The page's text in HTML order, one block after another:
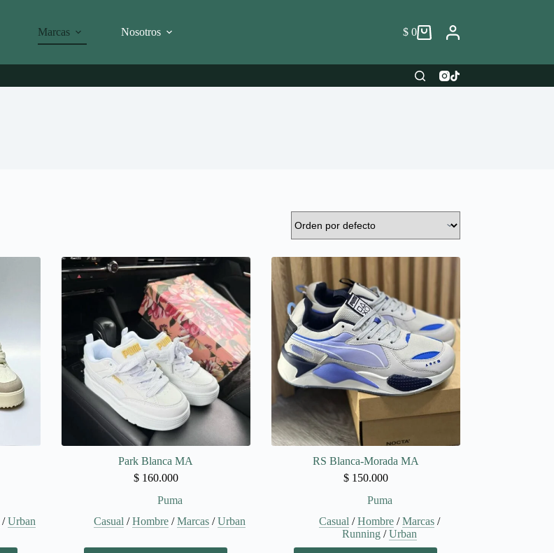
Marcas Nosotros
Carro
compra
$0
/Urban
Park Blanca MA
$160.000
Puma
Casual /Hombre /Marcas /Urban
RS Blanca-Morada MA
$150.000
Puma
Casual /Hombre /Marcas /
Running /Urban